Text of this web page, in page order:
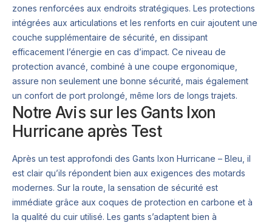
zones renforcées aux endroits stratégiques. Les protections
intégrées aux articulations et les renforts en cuir ajoutent une
couche supplémentaire de sécurité, en dissipant
efficacement l’énergie en cas d’impact. Ce niveau de
protection avancé, combiné à une coupe ergonomique,
assure non seulement une bonne sécurité, mais également
un confort de port prolongé, même lors de longs trajets.
Notre Avis sur les Gants Ixon
Hurricane après Test
Après un test approfondi des Gants Ixon Hurricane – Bleu, il
est clair qu’ils répondent bien aux exigences des motards
modernes. Sur la route, la sensation de sécurité est
immédiate grâce aux coques de protection en carbone et à
la qualité du cuir utilisé. Les gants s’adaptent bien à